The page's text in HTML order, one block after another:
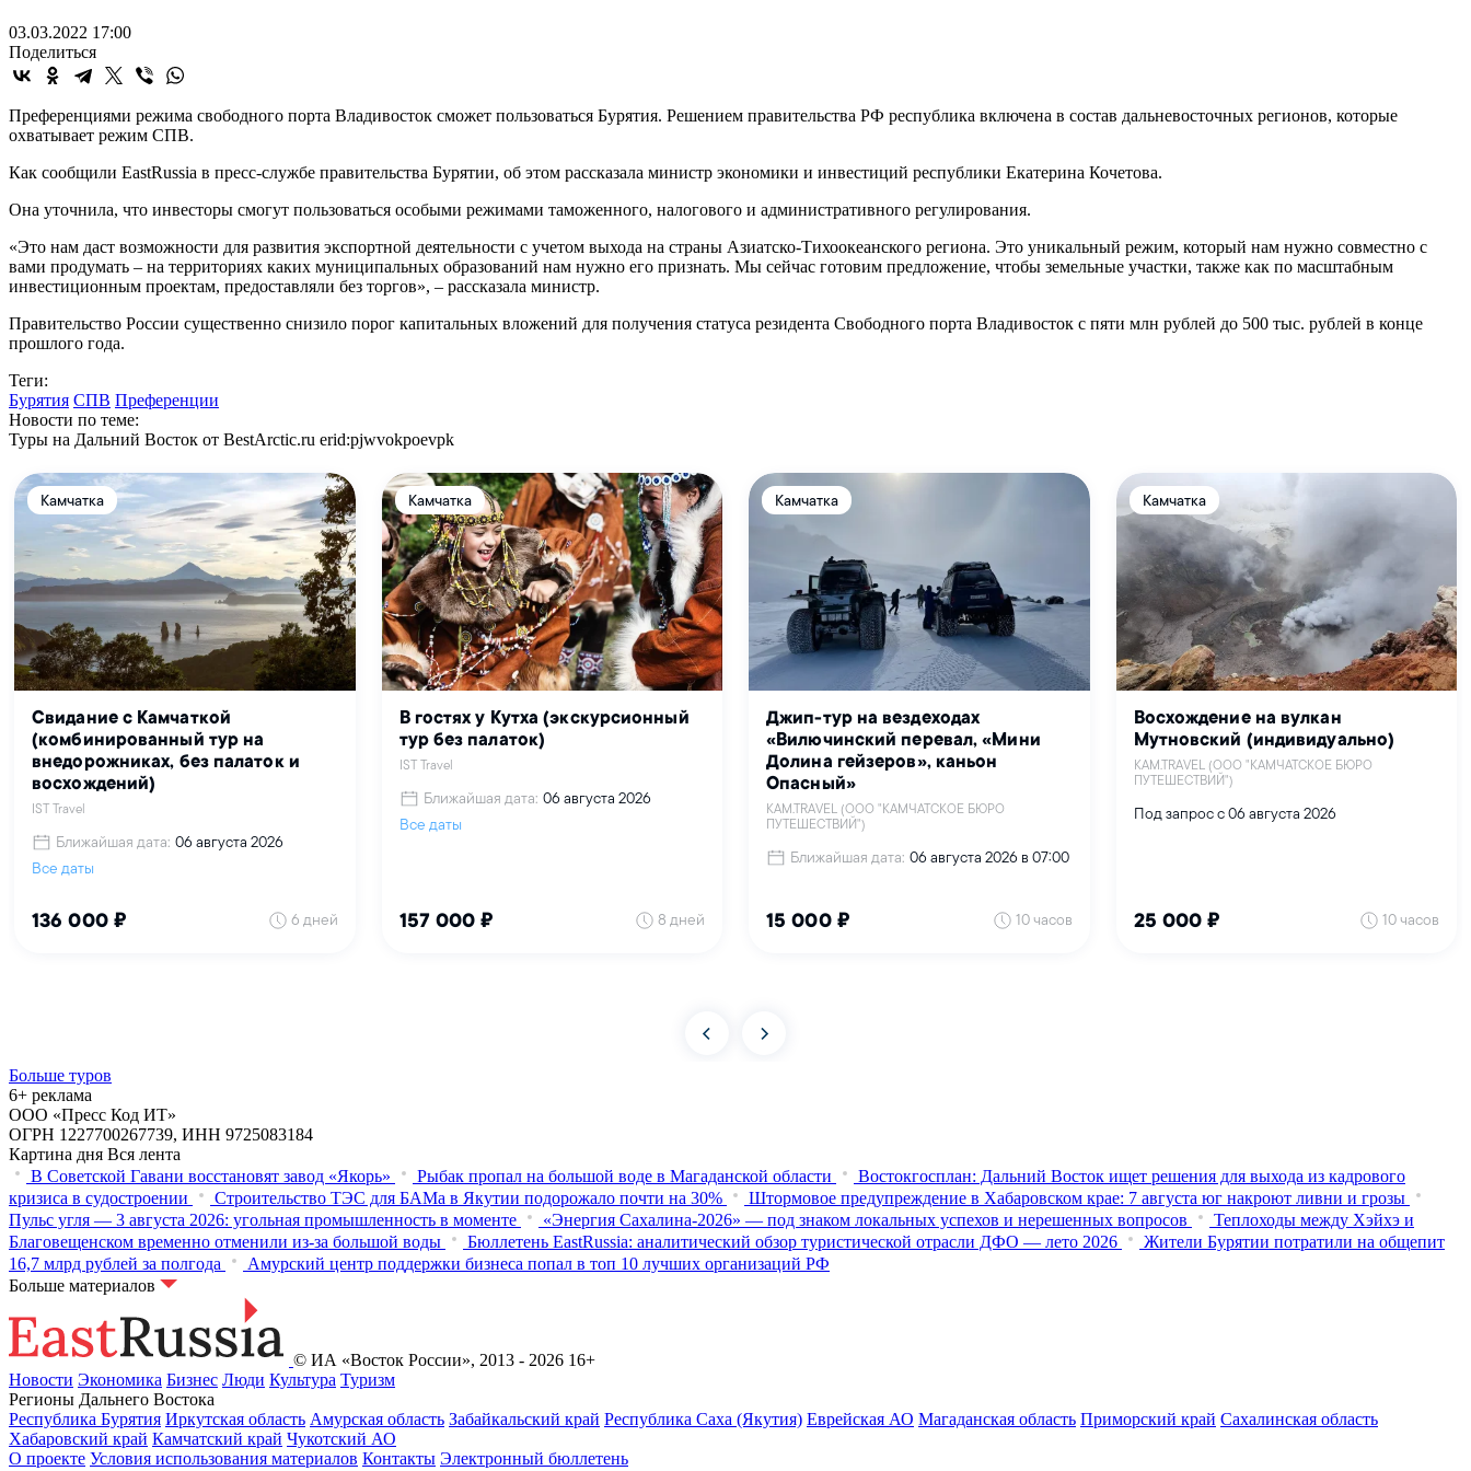
03.03.2022 17:00
Поделиться
Преференциями режима свободного порта Владивосток сможет пользоваться Бурятия. Решением правительства РФ республика включена в состав дальневосточных регионов, которые
охватывает режим СПВ.
Как сообщили EastRussia в пресс-службе правительства Бурятии, об этом рассказала министр экономики и инвестиций республики Екатерина Кочетова.
Она уточнила, что инвесторы смогут пользоваться особыми режимами таможенного, налогового и административного регулирования.
«Это нам даст возможности для развития экспортной деятельности с учетом выхода на страны Азиатско-Тихоокеанского региона. Это уникальный режим, который нам нужно совместно с
вами продумать – на территориях каких муниципальных образований нам нужно его признать. Мы сейчас готовим предложение, чтобы земельные участки, также как по масштабным
инвестиционным проектам, предоставляли без торгов», – рассказала министр.
Правительство России существенно снизило порог капитальных вложений для получения статуса резидента Свободного порта Владивосток с пяти млн рублей до 500 тыс. рублей в конце
прошлого года.
Теги:
Бурятия СПВ Преференции
Новости по теме:
Туры на Дальний Восток от BestArctic.ru erid:pjwvokpoevpk
Больше туров
6+ реклама
ООО «Пресс Код ИТ»
ОГРН 1227700267739, ИНН 9725083184
Картина дня Вся лента
В Советской Гавани восстановят завод «Якорь»
Рыбак пропал на большой воде в Магаданской области
Востокгосплан: Дальний Восток ищет решения для выхода из кадрового
кризиса в судостроении
Строительство ТЭС для БАМа в Якутии подорожало почти на 30%
Штормовое предупреждение в Хабаровском крае: 7 августа юг накроют ливни и грозы
Пульс угля — 3 августа 2026: угольная промышленность в моменте
«Энергия Сахалина-2026» — под знаком локальных успехов и нерешенных вопросов
Теплоходы между Хэйхэ и
Благовещенском временно отменили из-за большой воды
Бюллетень EastRussia: аналитический обзор туристической отрасли ДФО — лето 2026
Жители Бурятии потратили на общепит
16,7 млрд рублей за полгода
Амурский центр поддержки бизнеса попал в топ 10 лучших организаций РФ
Больше материалов
© ИА «Восток России», 2013 - 2026 16+
Новости Экономика Бизнес Люди Культура Туризм
Регионы Дальнего Востока
Республика Бурятия Иркутская область Амурская область Забайкальский край Республика Саха (Якутия) Еврейская АО Магаданская область Приморский край Сахалинская область
Хабаровский край Камчатский край Чукотский АО
О проекте Условия использования материалов Контакты Электронный бюллетень